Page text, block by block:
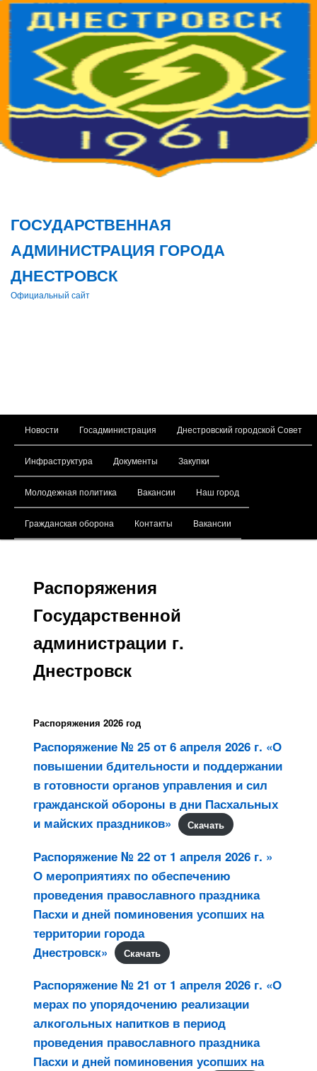
ГОСУДАРСТВЕННАЯ
АДМИНИСТРАЦИЯ ГОРОДА
ДНЕСТРОВСК
Официальный сайт
Перейти к основному содержимому
Новости Госадминистрация Днестровский городской Совет
Инфраструктура Документы Закупки
Молодежная политика Вакансии Наш город
Гражданская оборона Контакты Вакансии
Распоряжения
Государственной
администрации г.
Днестровск
Распоряжения 2026 год
Распоряжение № 25 от 6 апреля 2026 г. «О
повышении бдительности и поддержании
в готовности органов управления и сил
гражданской обороны в дни Пасхальных
и майских праздников»
Скачать
Распоряжение № 22 от 1 апреля 2026 г. »
О мероприятиях по обеспечению
проведения православного праздника
Пасхи и дней поминовения усопших на
территории города
Днестровск»
Скачать
Распоряжение № 21 от 1 апреля 2026 г. «О
мерах по упорядочению реализации
алкогольных напитков в период
проведения православного праздника
Пасхи и дней поминовения усопших на